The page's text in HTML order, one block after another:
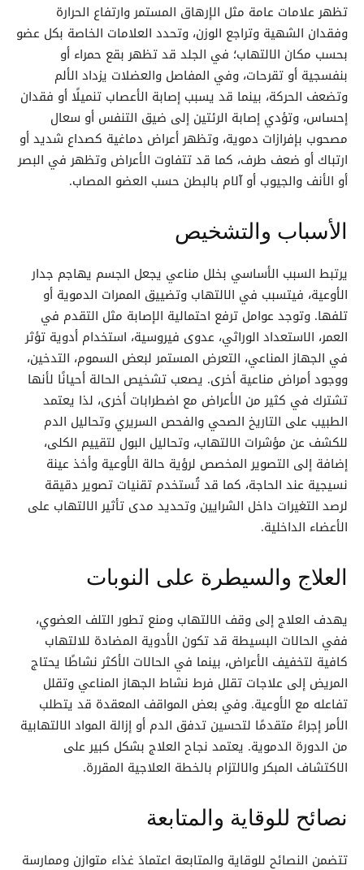
تظهر علامات عامة مثل الإرهاق المستمر وارتفاع الحرارة
وفقدان الشهية وتراجع الوزن، وتحدد العلامات الخاصة بكل عضو
بحسب مكان الالتهاب؛ في الجلد قد تظهر بقع حمراء أو
بنفسجية أو تقرحات، وفي المفاصل والعضلات يزداد الألم
وتضعف الحركة، بينما قد يسبب إصابة الأعصاب تنميلًا أو فقدان
إحساس، وتؤدي إصابة الرئتين إلى ضيق التنفس أو سعال
مصحوب بإفرازات دموية، وتظهر أعراض دماغية كصداع شديد أو
ارتباك أو ضعف طرف، كما قد تتفاوت الأعراض وتظهر في البصر
أو الأنف والجيوب أو آلام بالبطن حسب العضو المصاب.
الأسباب والتشخيص
يرتبط السبب الأساسي بخلل مناعي يجعل الجسم يهاجم جدار
الأوعية، فيتسبب في الالتهاب وتضييق الممرات الدموية أو
تلفها. وتوجد عوامل ترفع احتمالية الإصابة مثل التقدم في
العمر، الاستعداد الوراثي، عدوى فيروسية، استخدام أدوية تؤثر
في الجهاز المناعي، التعرض المستمر لبعض السموم، التدخين،
ووجود أمراض مناعية أخرى. يصعب تشخيص الحالة أحيانًا لأنها
تشترك في كثير من الأعراض مع اضطرابات أخرى، لذا يعتمد
الطبيب على التاريخ الصحي والفحص السريري وتحاليل الدم
للكشف عن مؤشرات الالتهاب، وتحاليل البول لتقييم الكلى،
إضافة إلى التصوير المخصص لرؤية حالة الأوعية وأخذ عينة
نسيجية عند الحاجة، كما قد تُستخدم تقنيات تصوير دقيقة
لرصد التغيرات داخل الشرايين وتحديد مدى تأثير الالتهاب على
الأعضاء الداخلية.
العلاج والسيطرة على النوبات
يهدف العلاج إلى وقف الالتهاب ومنع تطور التلف العضوي،
ففي الحالات البسيطة قد تكون الأدوية المضادة للالتهاب
كافية لتخفيف الأعراض، بينما في الحالات الأكثر نشاطًا يحتاج
المريض إلى علاجات تقلل فرط نشاط الجهاز المناعي وتقلل
تفاعله مع الأوعية. وفي بعض المواقف المعقدة قد يتطلب
الأمر إجراءً متقدمًا لتحسين تدفق الدم أو إزالة المواد الالتهابية
من الدورة الدموية. يعتمد نجاح العلاج بشكل كبير على
الاكتشاف المبكر والالتزام بالخطة العلاجية المقررة.
نصائح للوقاية والمتابعة
تتضمن النصائح للوقاية والمتابعة اعتمادَ غذاء متوازن وممارسة